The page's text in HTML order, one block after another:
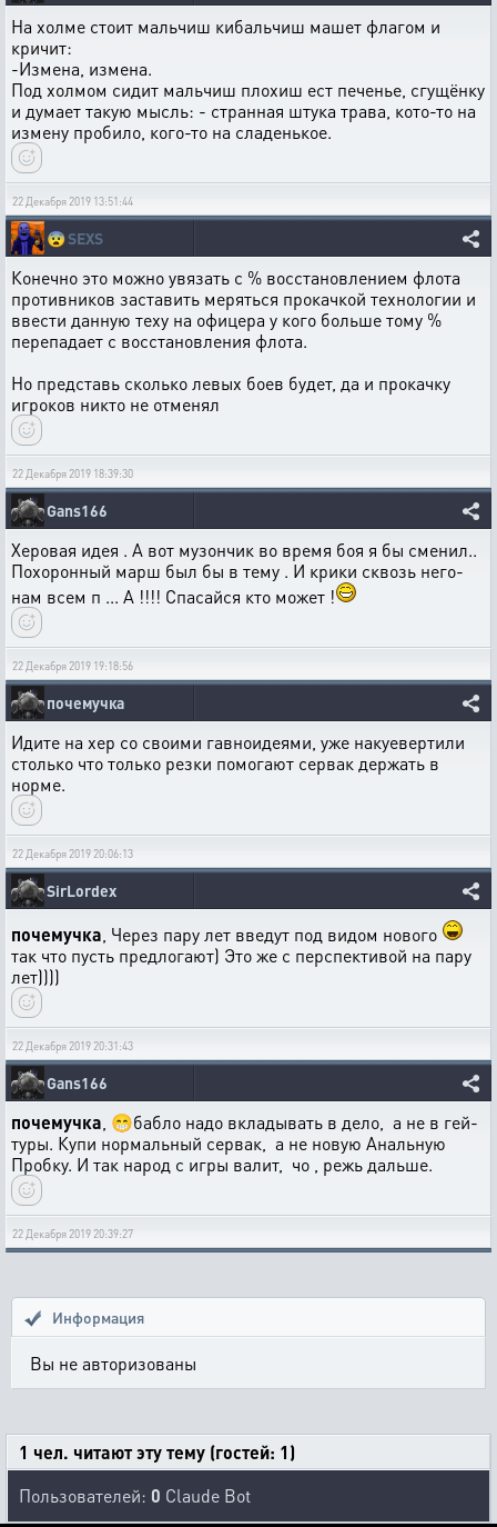
На холме стоит мальчиш кибальчиш машет флагом и
кричит:
-Измена, измена.
Под холмом сидит мальчиш плохиш ест печенье, сгущёнку
и думает такую мысль: - странная штука трава, кото-то на
измену пробило, кого-то на сладенькое.
22 Декабря 2019 13:51:44
😨SEXS
Конечно это можно увязать с % восстановлением флота
противников заставить меряться прокачкой технологии и
ввести данную теху на офицера у кого больше тому %
перепадает с восстановления флота.
Но представь сколько левых боев будет, да и прокачку
игроков никто не отменял
22 Декабря 2019 18:39:30
Gans166
Херовая идея . А вот музончик во время боя я бы сменил..
Похоронный марш был бы в тему . И крики сквозь него-
нам всем п ... А !!!! Спасайся кто может !
22 Декабря 2019 19:18:56
почемучка
Идите на хер со своими гавноидеями, уже накуевертили
столько что только резки помогают сервак держать в
норме.
22 Декабря 2019 20:06:13
SirLordex
почемучка , Через пару лет введут под видом нового
так что пусть предлогают) Это же с перспективой на пару
лет))))
22 Декабря 2019 20:31:43
Gans166
почемучка , 😁бабло надо вкладывать в дело, а не в гей-
туры. Купи нормальный сервак, а не новую Анальную
Пробку. И так народ с игры валит, чо , режь дальше.
22 Декабря 2019 20:39:27
Информация
Вы не авторизованы
1 чел. читают эту тему (гостей: 1)
Пользователей: 0 Claude Bot